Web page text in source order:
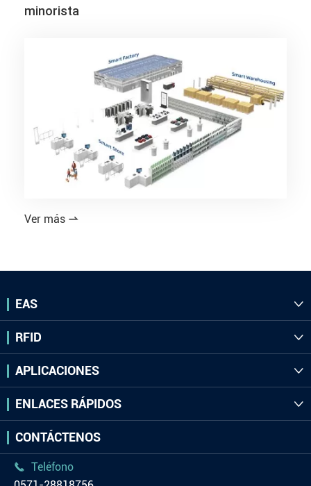
minorista
Ver más 
EAS 
RFID 
APLICACIONES 
ENLACES RÁPIDOS 
CONTÁCTENOS

Teléfono